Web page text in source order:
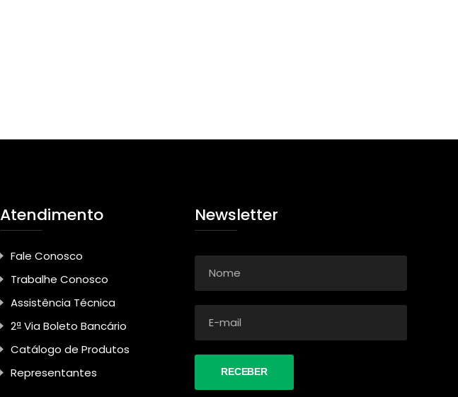
Atendimento
Fale Conosco
Trabalhe Conosco
Assistência Técnica
2ª Via Boleto Bancário
Catálogo de Produtos
Representantes
Newsletter